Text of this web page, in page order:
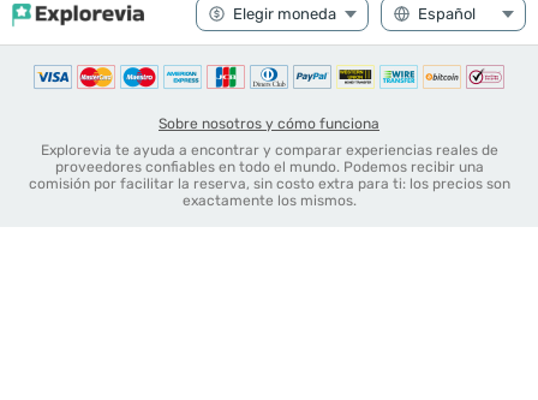
Sobre nosotros y cómo funciona
Explorevia te ayuda a encontrar y comparar experiencias reales de
proveedores confiables en todo el mundo. Podemos recibir una
comisión por facilitar la reserva, sin costo extra para ti: los precios son
exactamente los mismos.